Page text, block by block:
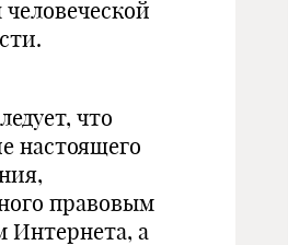
что
настоящего
правовым
Интернета, а